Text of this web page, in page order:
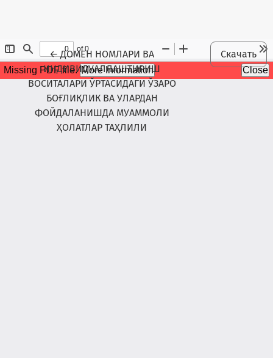
←Maqola tafsilotlariga qaytish
ДОМЕН НОМЛАРИ ВА
ИНДИВИДУАЛЛАШТИРИШ
ВОСИТАЛАРИ ЎРТАСИДАГИ ЎЗАРО
БОҒЛИҚЛИК ВА УЛАРДАН
ФОЙДАЛАНИШДА МУАММОЛИ
ҲОЛАТЛАР ТАҲЛИЛИ
Скачать